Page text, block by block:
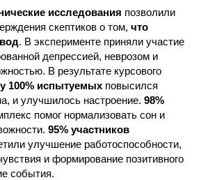
исследования позволили
скептиков о том, что
. В эксперименте приняли участие
депрессией, неврозом и
В результате курсового
у 100% испытуемых повысился
и улучшилось настроение. 98%
помог нормализовать сон и
95% участников
улучшение работоспособности,
и формирование позитивного
события.